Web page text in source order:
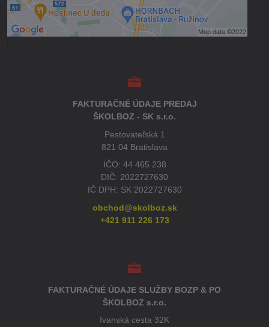
Otvoriť obsah v novom okne
FAKTURAČNÉ ÚDAJE PREDAJ
ŠKOLBOZ - SK s.r.o.
Pestovateľská 1
821 04 Bratislava
IČO: 44 465 238
DIČ: 2022727630
IČ DPH: SK 2022727630
obchod@skolboz.sk
+421 911 226 173
FAKTURAČNÉ ÚDAJE SLUŽBY BOZP & PO
ŠKOLBOZ s.r.o.
Ivanská cesta 32K